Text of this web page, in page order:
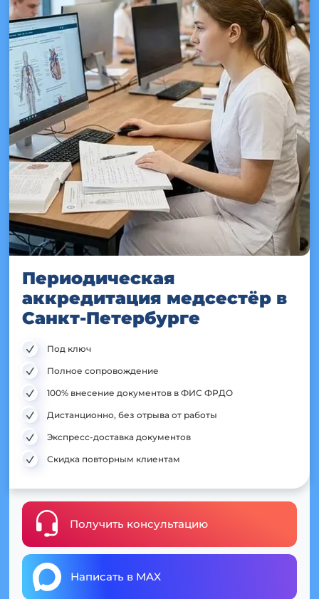
Периодическая
аккредитация медсестёр в
Санкт-Петербурге
Под ключ
Полное сопровождение
100% внесение документов в ФИС ФРДО
Дистанционно, без отрыва от работы
Экспресс-доставка документов
Скидка повторным клиентам
Получить консультацию
Написать в MAX